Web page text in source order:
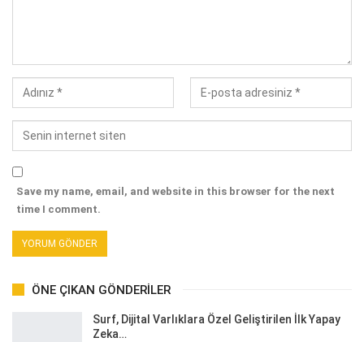
Save my name, email, and website in this browser for the next
time I comment.
ÖNE ÇIKAN GÖNDERILER
Surf, Dijital Varlıklara Özel Geliştirilen İlk Yapay
Zeka…